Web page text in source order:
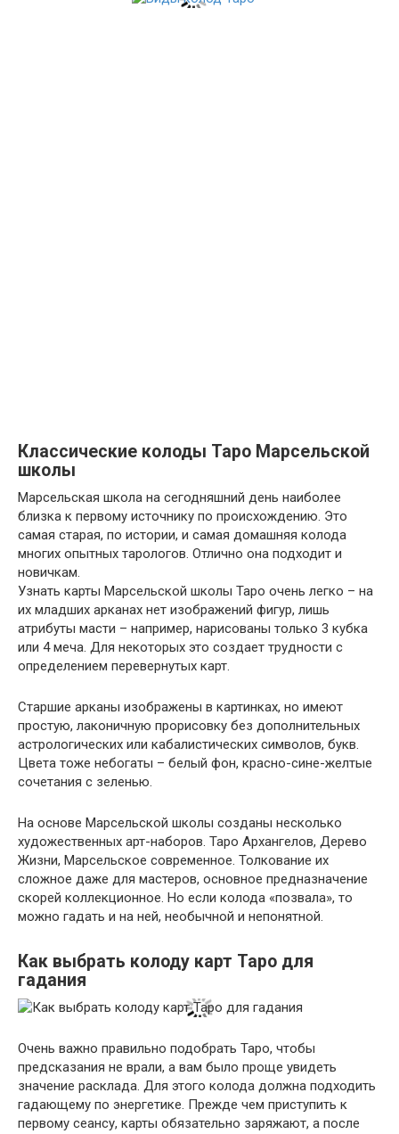
Классические колоды Таро Марсельской
школы
Марсельская школа на сегодняшний день наиболее
близка к первому источнику по происхождению. Это
самая старая, по истории, и самая домашняя колода
многих опытных тарологов. Отлично она подходит и
новичкам.
Узнать карты Марсельской школы Таро очень легко – на
их младших арканах нет изображений фигур, лишь
атрибуты масти – например, нарисованы только 3 кубка
или 4 меча. Для некоторых это создает трудности с
определением перевернутых карт.
Старшие арканы изображены в картинках, но имеют
простую, лаконичную прорисовку без дополнительных
астрологических или кабалистических символов, букв.
Цвета тоже небогаты – белый фон, красно-сине-желтые
сочетания с зеленью.
На основе Марсельской школы созданы несколько
художественных арт-наборов. Таро Архангелов, Дерево
Жизни, Марсельское современное. Толкование их
сложное даже для мастеров, основное предназначение
скорей коллекционное. Но если колода «позвала», то
можно гадать и на ней, необычной и непонятной.
Как выбрать колоду карт Таро для
гадания
Очень важно правильно подобрать Таро, чтобы
предсказания не врали, а вам было проще увидеть
значение расклада. Для этого колода должна подходить
гадающему по энергетике. Прежде чем приступить к
первому сеансу, карты обязательно заряжают, а после